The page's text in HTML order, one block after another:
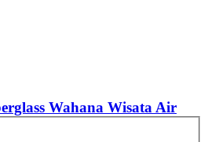
Wahana Wisata Air